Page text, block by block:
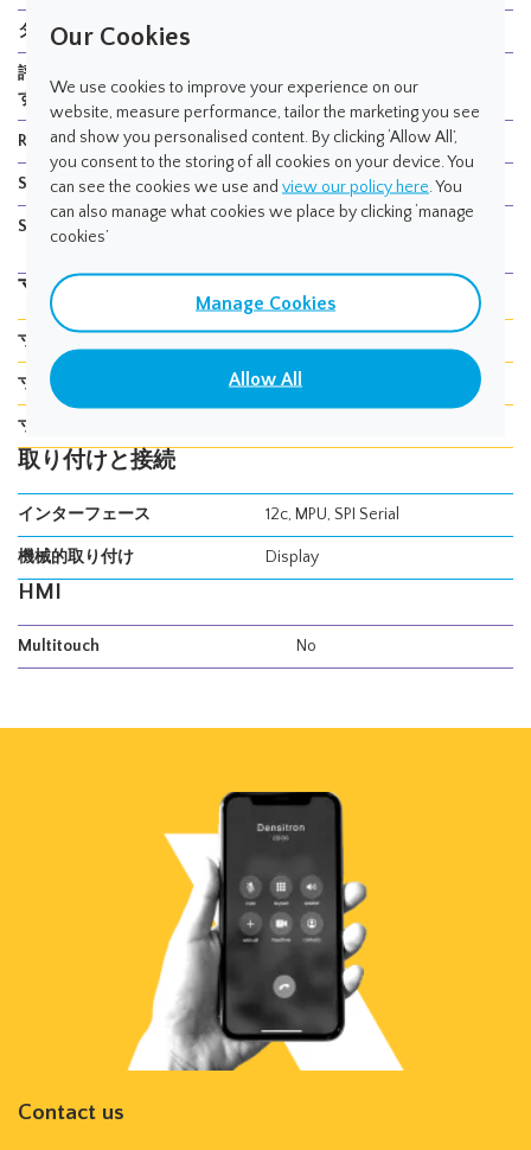
タッチパネル
評価キットをご用意しておりま
す
Range OLED Displays
Subcategory Industrial PMOLED
Sector
Broadcast, Medical, Security, Test
寸法
寸法 奥行き
寸法 高さ 29.80 mm
寸法 幅
取り付けと接続
インターフェース 12c, MPU, SPI Serial
機械的取り付け Display
HMI
Multitouch No
Contact us
Our Cookies
We use cookies to improve your experience on our
website, measure performance, tailor the marketing you see
and show you personalised content. By clicking ‘Allow All’,
you consent to the storing of all cookies on your device. You
can see the cookies we use and view our policy here. You
can also manage what cookies we place by clicking ‘manage
cookies’
Manage Cookies
Allow All